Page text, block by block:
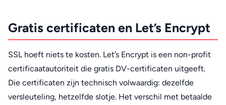
Gratis certificaten en Let’s Encrypt
SSL hoeft niets te kosten. Let’s Encrypt is een non-profit
certificaatautoriteit die gratis DV-certificaten uitgeeft.
Die certificaten zijn technisch volwaardig: dezelfde
versleuteling, hetzelfde slotje. Het verschil met betaalde